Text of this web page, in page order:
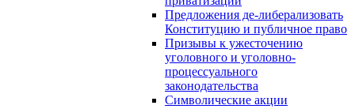
Предложения де-либерализовать
Конституцию и публичное право
Призывы к ужесточению
уголовного и уголовно-
процессуального
законодательства
Символические акции